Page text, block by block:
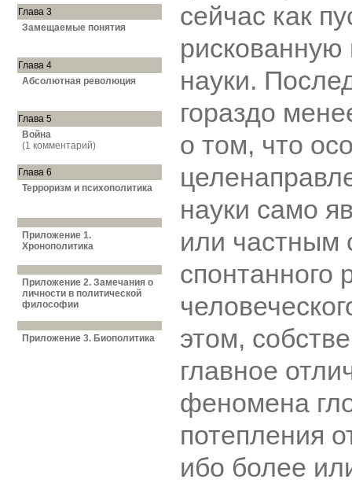
Глава 3
Замещаемые понятия
Глава 4
Абсолютная революция
Глава 5
Война
(1 комментарий)
Глава 6
Терроризм и психополитика
Приложение 1.
Хронополитика
Приложение 2. Замечания о
личности в политической
философии
Приложение 3. Биополитика
сейчас как
рискованную
науки.
гораздо
о том, что
науки само
или частным
спонтанного
этом,
главное
феномена
потепления
ибо более